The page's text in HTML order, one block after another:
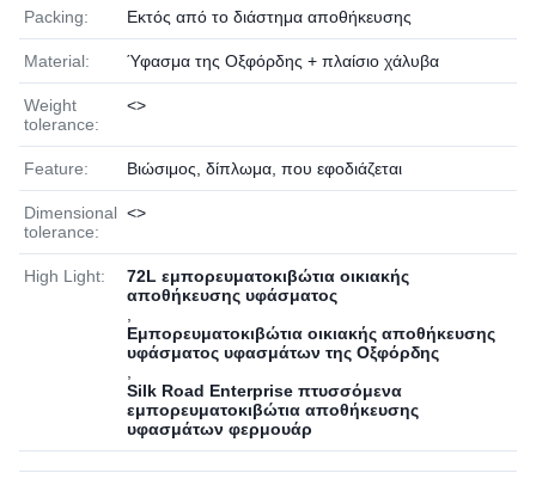
Packing: Εκτός από το διάστημα αποθήκευσης
Material: Ύφασμα της Οξφόρδης + πλαίσιο χάλυβα
Weight
tolerance:
<>
Feature: Βιώσιμος, δίπλωμα, που εφοδιάζεται
Dimensional
tolerance:
<>
High Light:
72L εμπορευματοκιβώτια οικιακής
αποθήκευσης υφάσματος
Εμπορευματοκιβώτια οικιακής αποθήκευσης
υφάσματος υφασμάτων της Οξφόρδης
Silk Road Enterprise πτυσσόμενα
εμπορευματοκιβώτια αποθήκευσης
υφασμάτων φερμουάρ